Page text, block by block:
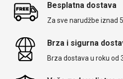
Besplatna dostava
Za sve narudžbe iznad
Brza i sigurna
Brza dostava u roku od